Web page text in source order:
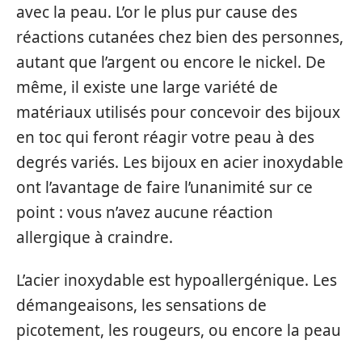
avec la peau. L’or le plus pur cause des
réactions cutanées chez bien des personnes,
autant que l’argent ou encore le nickel. De
même, il existe une large variété de
matériaux utilisés pour concevoir des bijoux
en toc qui feront réagir votre peau à des
degrés variés. Les bijoux en acier inoxydable
ont l’avantage de faire l’unanimité sur ce
point : vous n’avez aucune réaction
allergique à craindre.
L’acier inoxydable est hypoallergénique. Les
démangeaisons, les sensations de
picotement, les rougeurs, ou encore la peau